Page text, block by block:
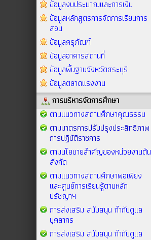
ข้อมูลงบประมาณและการเงิน
ข้อมูลหลักสูตรการจัดการเรียนการ
สอน
ข้อมูลครุภัณฑ์
ข้อมูลอาคารสถานที่
ข้อมูลพื้นฐานจังหวัดสระบุรี
ข้อมูลตลาดแรงงาน
การบริหารจัดการศึกษา
ตามแนวทางสถานศึกษาคุณธรรม
ตามมาตรการปรับปรุงประสิทธิภาพ
การปฏิบัติราชการ
ตามนโยบายสำคัญของหน่วยงานต้น
สังกัด
ตามแนวทางสถานศึกษาพอเพียง
และศูนย์การเรียนรู้ตามหลัก
ปรัชญาฯ
การส่งเสริม สนับสนุน กำกับดูแล
บุคลากร
การส่งเสริม สนับสนุน กำกับดูแล